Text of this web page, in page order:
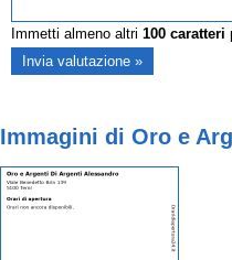
Immetti almeno altri 100caratteri
Immagini di Oro e